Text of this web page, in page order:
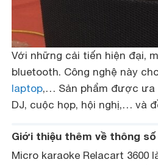
Với những cải tiến hiện đại,
bluetooth. Công nghệ này
laptop,… Sản phẩm được ưa
DJ, cuộc họp, hội nghị,… và
Giới thiệu thêm về thông
Micro karaoke Relacart 3600